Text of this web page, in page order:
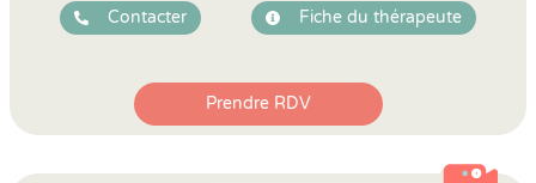
Contacter Fiche du thérapeute
Prendre RDV